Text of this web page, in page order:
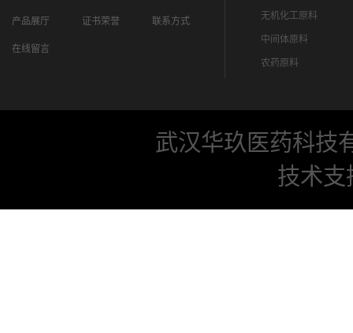
产品展厅 证书荣誉 联系方式
在线留言
无机化工原料
中间体原料
农药原料
武汉华玖医药科技
技术